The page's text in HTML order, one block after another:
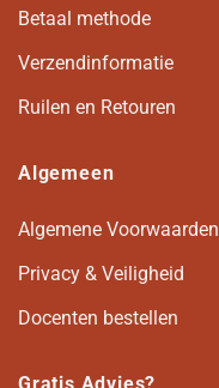
Betaal methode
Verzendinformatie
Ruilen en Retouren
Algemeen
Algemene Voorwaarden
Privacy & Veiligheid
Docenten bestellen